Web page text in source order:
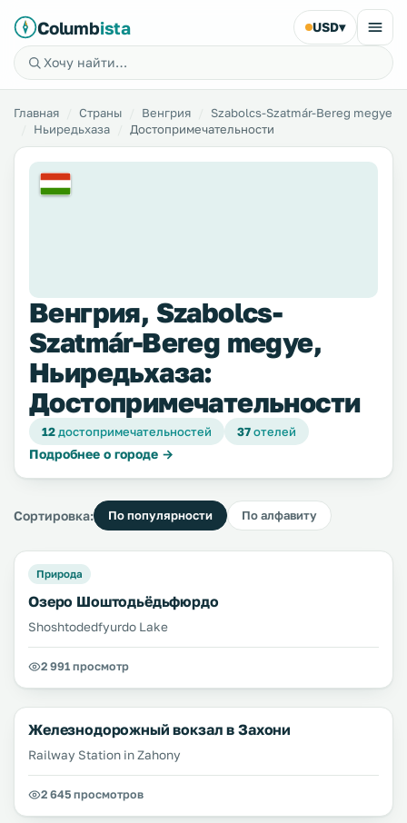
Columbista USD▾
Главная Страны Венгрия
Szabolcs-Szatmár-Bereg megye
Ньиредьхаза
Достопримечательности
Венгрия, Szabolcs-
Szatmár-Bereg megye,
Ньиредьхаза:
Достопримечательности
12достопримечательностей 37отелей
Подробнее о городе →
Сортировка: По популярности По алфавиту
Природа
Озеро Шоштодьёдьфюрдо
Shoshtodedfyurdo Lake
2 991 просмотр
Железнодорожный вокзал в Захони
Railway Station in Zahony
2 645 просмотров